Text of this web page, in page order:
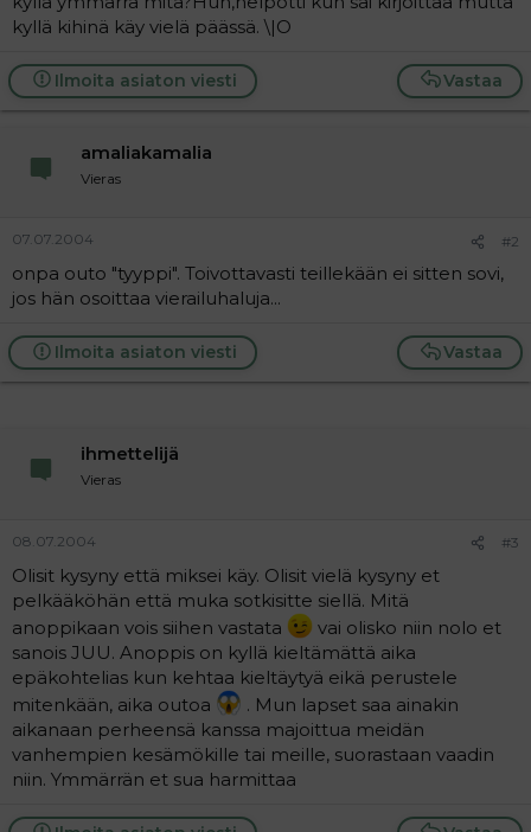
kyllä kihinä käy vielä päässä. \|O
Vastaa
Ilmoita asiaton viesti
amaliakamalia
Vieras
07.07.2004 #2
onpa outo "tyyppi". Toivottavasti teillekään ei sitten sovi,
jos hän osoittaa vierailuhaluja...
Vastaa
Ilmoita asiaton viesti
ihmettelijä
Vieras
08.07.2004 #3
Olisit kysyny että miksei käy. Olisit vielä kysyny et
pelkääköhän että muka sotkisitte siellä. Mitä
anoppikaan vois siihen vastata
vai olisko niin nolo et
sanois JUU. Anoppis on kyllä kieltämättä aika
epäkohtelias kun kehtaa kieltäytyä eikä perustele
mitenkään, aika outoa
. Mun lapset saa ainakin
aikanaan perheensä kanssa majoittua meidän
vanhempien kesämökille tai meille, suorastaan vaadin
niin. Ymmärrän et sua harmittaa